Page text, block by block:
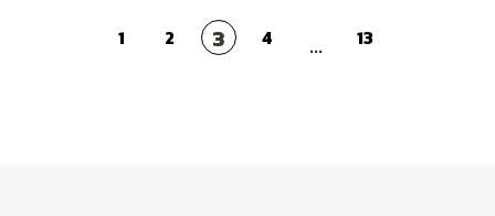
1 2 3 4 ... 13